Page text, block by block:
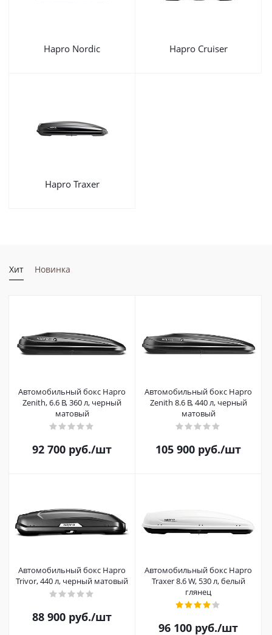
Hapro Nordic Hapro Cruiser
Hapro Traxer
Хит Новинка
Автомобильный бокс Hapro
Zenith, 6.6 B, 360 л, черный
матовый
92 700 руб./шт
Автомобильный бокс Hapro
Zenith 8.6 B, 440 л, черный
матовый
105 900 руб./шт
Автомобильный бокс Hapro
Trivor, 440 л, черный матовый
88 900 руб./шт
Автомобильный бокс Hapro
Traxer 8.6 W, 530 л, белый
глянец
96 100 руб./шт